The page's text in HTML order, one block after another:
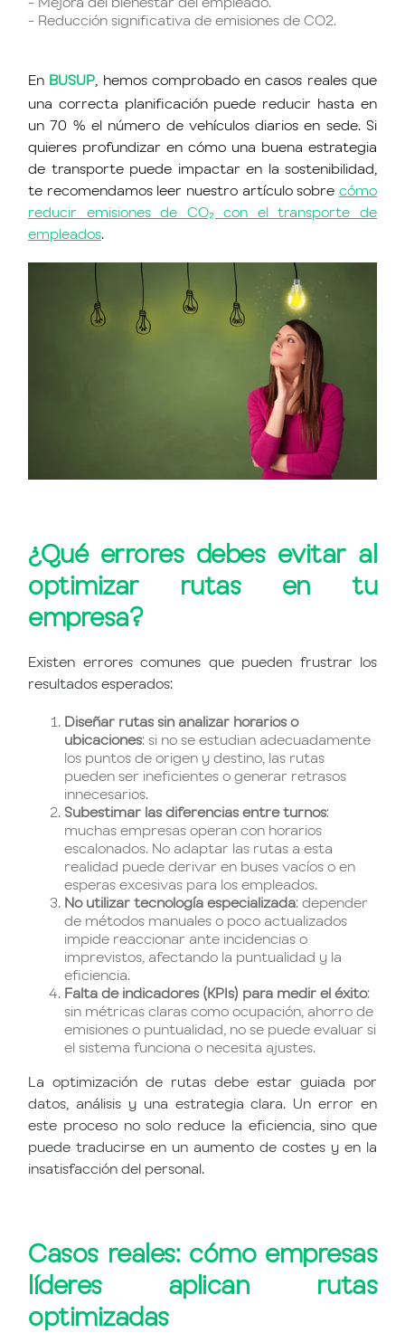
- Reducción significativa de emisiones de CO2.
En BUSUP, hemos comprobado en casos reales que
una correcta planificación puede reducir hasta en
un 70 % el número de vehículos diarios en sede. Si
quieres profundizar en cómo una buena estrategia
de transporte puede impactar en la sostenibilidad,
te recomendamos leer nuestro artículo sobre cómo
reducir emisiones de CO₂ con el transporte de
empleados.
¿Qué errores debes evitar al
optimizar rutas en tu
empresa?
Existen errores comunes que pueden frustrar los
resultados esperados:
Diseñar rutas sin analizar horarios o
ubicaciones: si no se estudian adecuadamente
los puntos de origen y destino, las rutas
pueden ser ineficientes o generar retrasos
innecesarios.
Subestimar las diferencias entre turnos:
muchas empresas operan con horarios
escalonados. No adaptar las rutas a esta
realidad puede derivar en buses vacíos o en
esperas excesivas para los empleados.
No utilizar tecnología especializada: depender
de métodos manuales o poco actualizados
impide reaccionar ante incidencias o
imprevistos, afectando la puntualidad y la
eficiencia.
Falta de indicadores (KPIs) para medir el éxito:
sin métricas claras como ocupación, ahorro de
emisiones o puntualidad, no se puede evaluar si
el sistema funciona o necesita ajustes.
La optimización de rutas debe estar guiada por
datos, análisis y una estrategia clara. Un error en
este proceso no solo reduce la eficiencia, sino que
puede traducirse en un aumento de costes y en la
insatisfacción del personal.
Casos reales: cómo empresas
líderes aplican rutas
optimizadas